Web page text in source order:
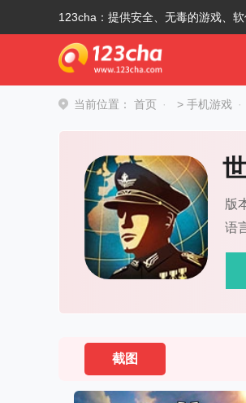
123cha：提供安全、无毒的游戏、软
当前位置： 首页 > 手机游戏
版
语
截图